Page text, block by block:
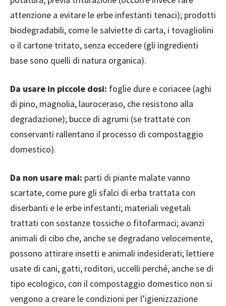
attenzione a evitare le erbe infestanti tenaci); prodotti
biodegradabili, come le salviette di carta, i tovagliolini
o il cartone tritato, senza eccedere (gli ingredienti
base sono quelli di natura organica).
Da usare in piccole dosi: foglie dure e coriacee (aghi
di pino, magnolia, lauroceraso, che resistono alla
degradazione); bucce di agrumi (se trattate con
conservanti rallentano il processo di compostaggio
domestico).
Da non usare mai: parti di piante malate vanno
scartate, come pure gli sfalci di erba trattata con
diserbanti e le erbe infestanti; materiali vegetali
trattati con sostanze tossiche o fitofarmaci; avanzi
animali di cibo che, anche se degradano velocemente,
possono attirare insetti e animali indesiderati; lettiere
usate di cani, gatti, roditori, uccelli perché, anche se di
tipo ecologico, con il compostaggio domestico non si
vengono a creare le condizioni per l’igienizzazione